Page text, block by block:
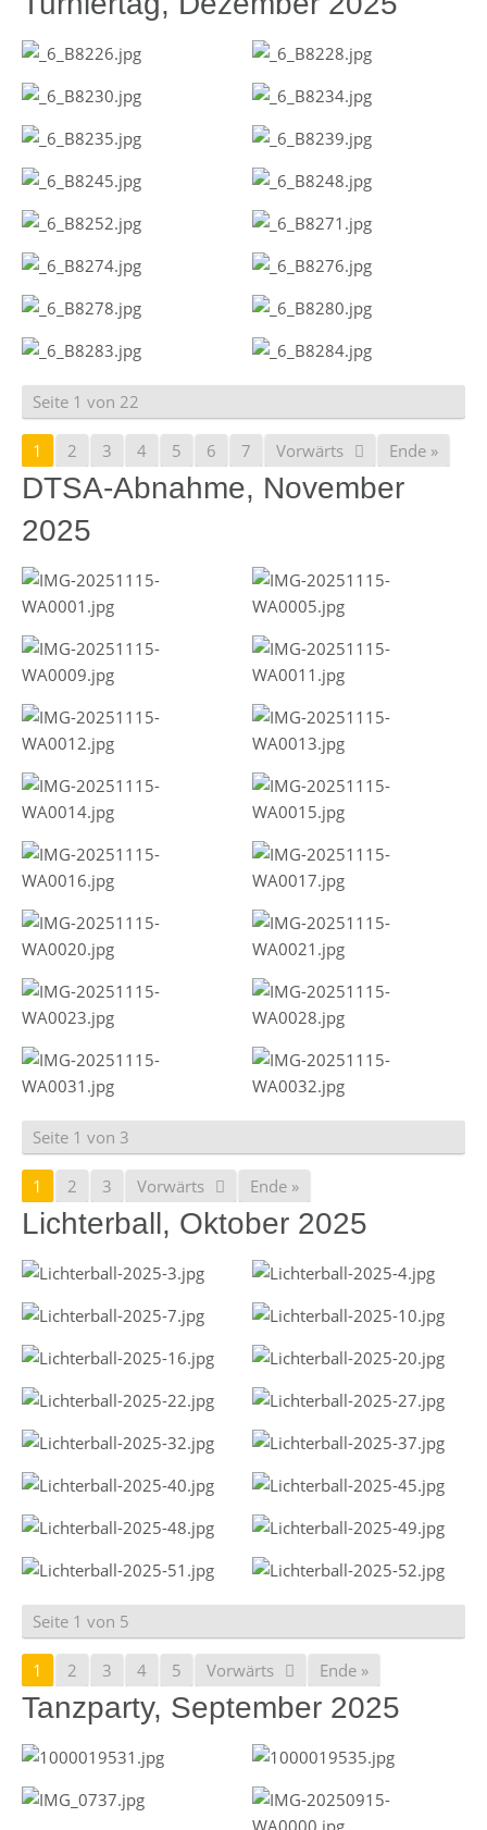
Seite 1 von 22
1 2 3 4 5 6 7 Vorwärts Ende »
DTSA-Abnahme, November
2025
Seite 1 von 3
1 2 3 Vorwärts Ende »
Lichterball, Oktober 2025
Seite 1 von 5
1 2 3 4 5 Vorwärts Ende »
Tanzparty, September 2025